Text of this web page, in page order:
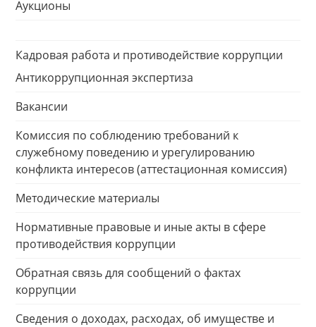
Аукционы
Кадровая работа и противодействие коррупции
Антикоррупционная экспертиза
Вакансии
Комиссия по соблюдению требований к
служебному поведению и урегулированию
конфликта интересов (аттестационная комиссия)
Методические материалы
Нормативные правовые и иные акты в сфере
противодействия коррупции
Обратная связь для сообщений о фактах
коррупции
Сведения о доходах, расходах, об имуществе и